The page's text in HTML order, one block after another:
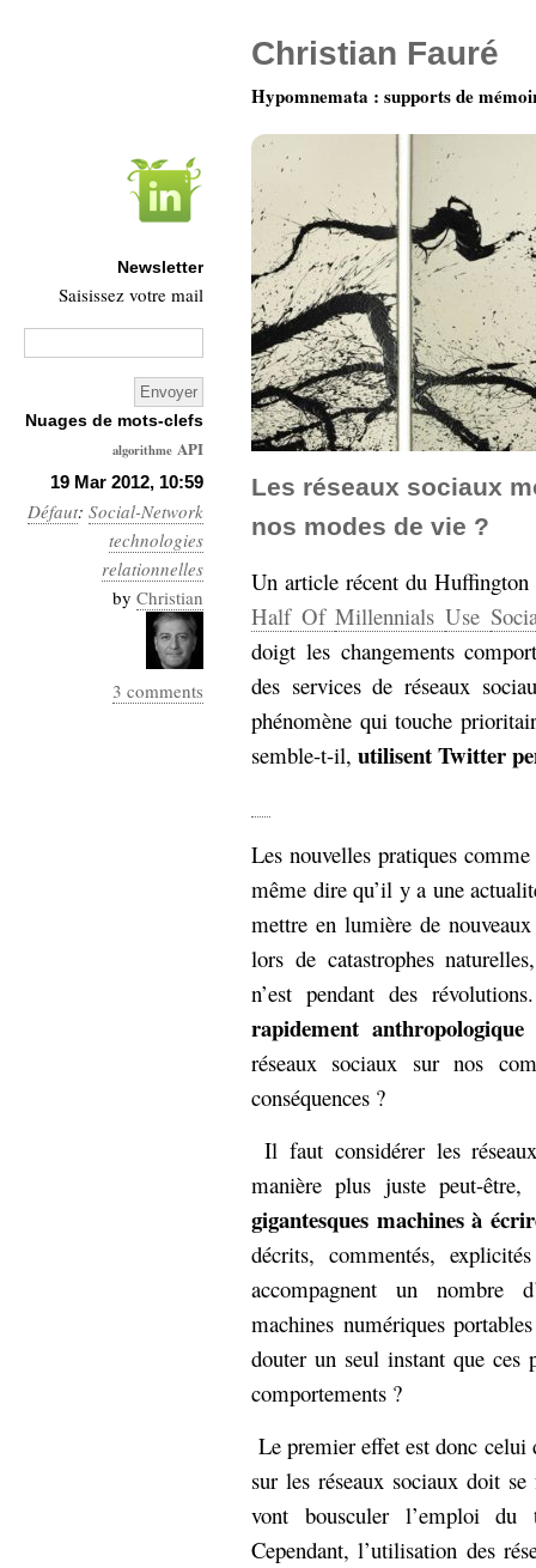
19 Mar 2012, 10:59
Défaut: Social-Network
technologies
relationnelles
by Christian
3 comments
Les réseaux sociaux
nos modes de vie ?
Un article récent du Huffington
HalfOfMillennialsUse
doigt les changements
des services de réseaux
phénomène qui touche
semble-t-il, utilisent Twitter
Les nouvelles pratiques
même dire qu’il y a une
mettre en lumière de
lors de catastrophes
n’est pendant des
rapidement anthropologique
réseaux sociaux sur nos
conséquences ?
Il faut considérer les
manière plus juste peut-
gigantesques machines à
décrits, commentés,
accompagnent un nombre
machines numériques
douter un seul instant que ces
comportements ?
Le premier effet est donc
sur les réseaux sociaux doit
vont bousculer l’emploi
Cependant, l’utilisation des
Christian Fauré
Hypomnemata : supports de
Newsletter
Saisissez votre mail
Nuages de mots-clefs
algorithme API
Architecture
Ars-
Industrialis
business_model
cinéma
Cloud